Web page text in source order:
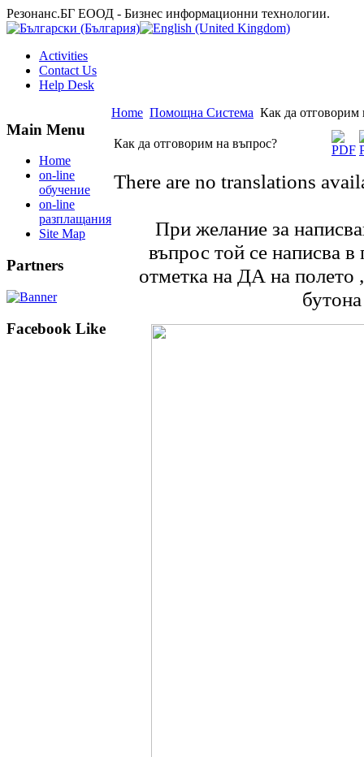
Резонанс.БГ ЕООД - Бизнес информационни технологии.
Activities
Contact Us
Help Desk
Main Menu
Home
on-line
обучение
on-line
разплащания
Site Map
Partners
Facebook Like
Home Помощна Система Как да отговорим
Как да отговорим на въпрос?
There are no translations
При желание за
въпрос той се написва в
отметка на ДА на полето